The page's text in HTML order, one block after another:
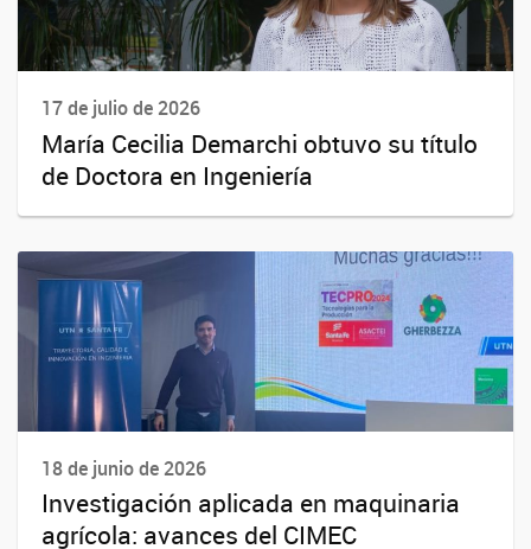
17 de julio de 2026
María Cecilia Demarchi obtuvo su título
de Doctora en Ingeniería
18 de junio de 2026
Investigación aplicada en maquinaria
agrícola: avances del CIMEC